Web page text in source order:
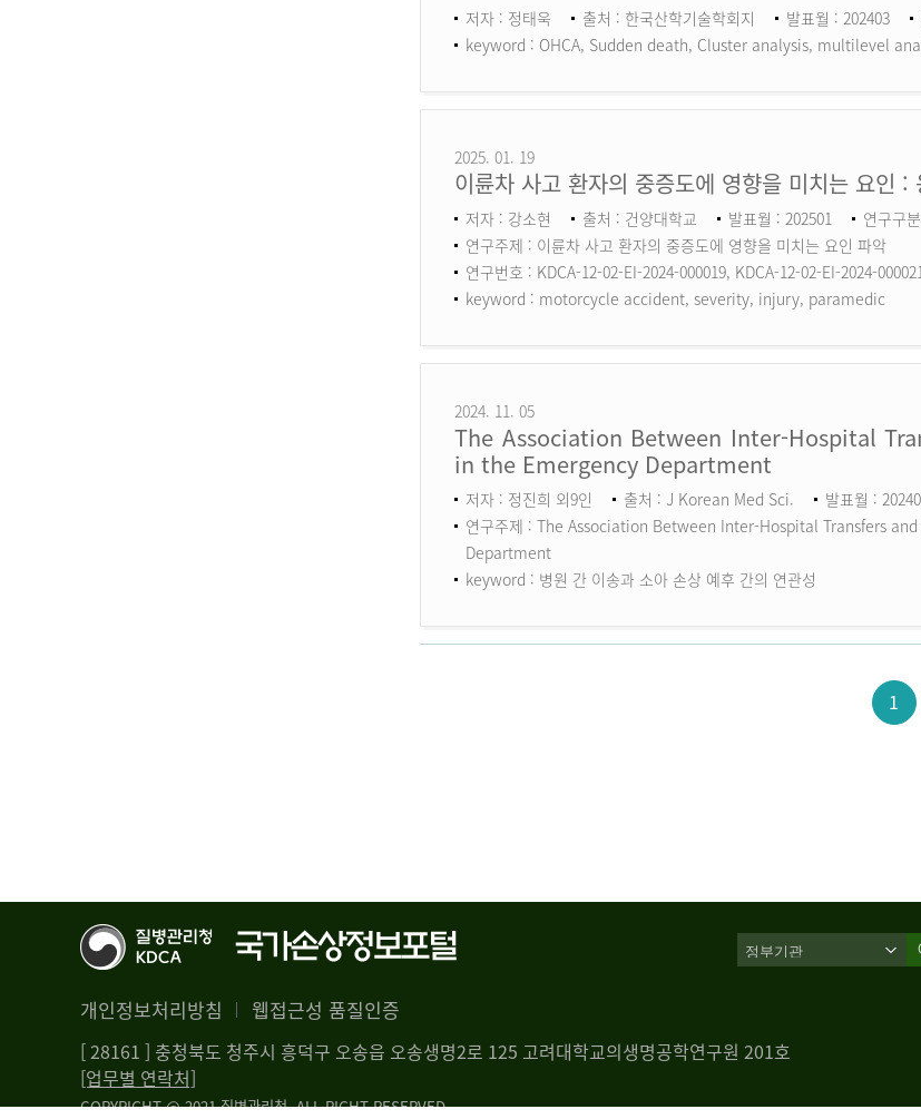
저자 : 정태욱 출처 : 한국산학기술학회지 발표월 : 202403
keyword : OHCA, Sudden death, Cluster analysis, multilevel
2025. 01. 19
이륜차 사고 환자의 중증도에 영향을 미치는 요인 :
저자 : 강소현 출처 : 건양대학교 발표월 : 202501
연구구
연구주제 : 이륜차 사고 환자의 중증도에 영향을 미치는 요인 파악
연구번호 : KDCA-12-02-EI-2024-000019, KDCA-12-02-EI-2024-
keyword : motorcycle accident, severity, injury, paramedic
2024. 11. 05
The Association Between Inter-Hospital
in the Emergency Department
저자 : 정진희 외9인 출처 : J Korean Med Sci. 발표월 :
연구주제 : The Association Between Inter-Hospital Transfers
Department
keyword : 병원 간 이송과 소아 손상 예후 간의 연관성
1
개인정보처리방침 웹접근성 품질인증
[ 28161 ] 충청북도 청주시 흥덕구 오송읍 오송생명2로 125 고려대학교의생명공학연구원 201호
[업무별 연락처]
COPYRIGHT @ 2021 질병관리청. ALL RIGHT RESERVED